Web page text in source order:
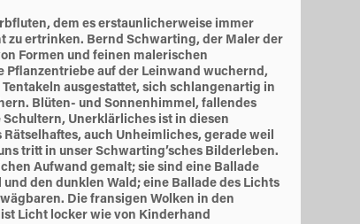
dem es erstaunlicherweise immer
zu ertrinken. Bernd Schwarting, der Maler der
Formen und feinen malerischen
Pﬂanzentriebe auf der Leinwand wuchernd,
ausgestattet, sich schlangenartig in
Blüten- und Sonnenhimmel, fallendes
Schultern, Unerklärliches ist in diesen
auch Unheimliches, gerade weil
tritt in unser Schwarting’sches Bilderleben.
Aufwand gemalt; sie sind eine Ballade
den dunklen Wald; eine Ballade des Lichts
Die fransigen Wolken in den
Licht locker wie von Kinderhand